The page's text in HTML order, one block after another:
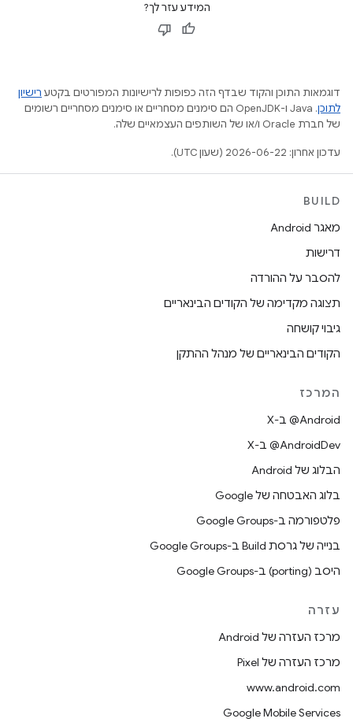
המידע עזר לך?
דוגמאות התוכן והקוד שבדף הזה כפופות לרישיונות המפורטים בקטע רישיון
לתוכן
.‏ Java ו-OpenJDK הם סימנים מסחריים או סימנים מסחריים רשומים
של חברת Oracle ו/או של השותפים העצמאיים שלה.
עדכון אחרון: 2026-06-22 (שעון UTC).
BUILD
מאגר Android
דרישות
להסבר על ההורדה
תצוגה מקדימה של הקודים הבינאריים
גיבוי קושחה
הקודים הבינאריים של מנהל ההתקן
המרכז
‫‎@Android ב-X
‫‎@AndroidDev ב-X
הבלוג של Android
בלוג האבטחה של Google
פלטפורמה ב-Google Groups
בנייה של גרסת Build ב-Google Groups
היסב (porting) ב-Google Groups
עזרה
מרכז העזרה של Android
מרכז העזרה של Pixel
www.android.com
Google Mobile Services